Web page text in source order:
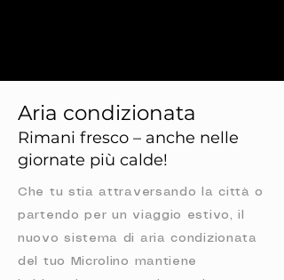
Aria condizionata
Rimani fresco – anche nelle
giornate più calde!
Che tu stia attraversando la città o
partendo per un viaggio estivo, il
nuovo sistema di aria condizionata
del tuo Microlino mantiene